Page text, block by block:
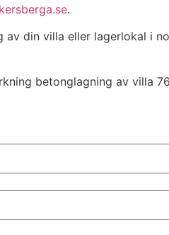
.
din villa eller lagerlokal i